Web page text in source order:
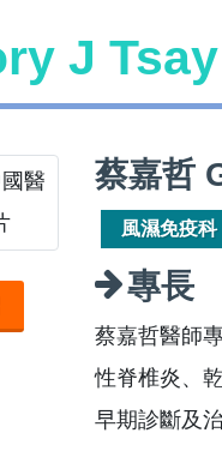
J
蔡嘉哲
風濕免疫科
專長
蔡嘉哲醫師
性脊椎炎、
早期診斷及